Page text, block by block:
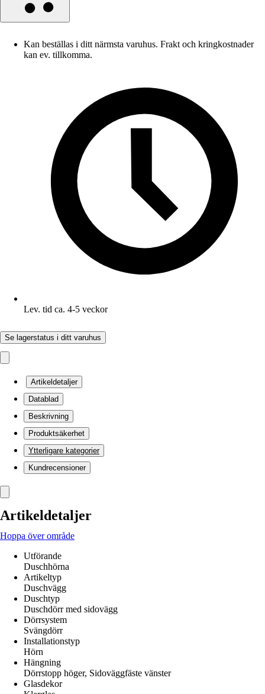
Kan beställas i ditt närmsta varuhus. Frakt och kringkostnader
kan ev. tillkomma.
Lev. tid ca. 4-5 veckor
Se lagerstatus i ditt varuhus
Artikeldetaljer
Datablad
Beskrivning
Produktsäkerhet
Ytterligare kategorier
Kundrecensioner
Artikeldetaljer
Hoppa över område
Utförande
Duschhörna
Artikeltyp
Duschvägg
Duschtyp
Duschdörr med sidovägg
Dörrsystem
Svängdörr
Installationstyp
Hörn
Hängning
Dörrstopp höger, Sidoväggfäste vänster
Glasdekor